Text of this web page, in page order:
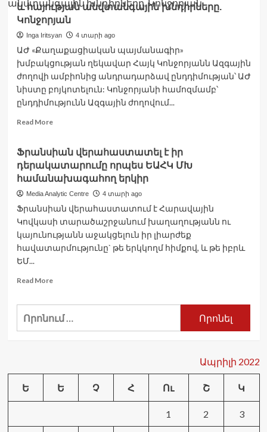
բանակցությունները
լավատեսություն
չեն
ներշնչում.
Ավստրիայի
կանցլեր
և հայության անվտանգային խնդիրները.
Կոնջորյան
Inga Iritsyan 4 տարի ago
ԱԺ «Քաղաքացիական պայմանագիր»
խմբակցության ղեկավար Հայկ Կոնջորյանն Ազգային
ժողովի ամբիոնից անդրադարձավ ընդդիմության՝ ԱԺ
նիստը բոյկոտելուն: Կոնջորյանի համոզմամբ՝
ընդդիմությունն Ազգային ժողովում...
Read MoreRead
Ընդդիմությունը
ոչ
թե
պաշտպանում
Արցախը,
այլ
սադրում
է,
Արցախի
անվտանգային
խնդիրները.
Ֆրանսիան վերահաստատել է իր
դերակատարումը որպես ԵԱՀԿ ՄԽ
համանախագահող երկիր
Media Analytic Centre 4 տարի ago
Ֆրանսիան վերահաստատում է Հարավային
Կովկասի տարածաշրջանում խաղաղությանն ու
կայունությանն աջակցելուն իր լիարժեք
հավատարմությունը` թե երկկողմ հիմքով, և թե իբրև
ԵՄ...
Read MoreRead
Ֆրանսիան
վերահաստատել
ՄԽ
համանախագահող
Որոնել՝
Ապրիլի 2022
Ե Ե Չ Հ Ու Շ Կ
1 2 3